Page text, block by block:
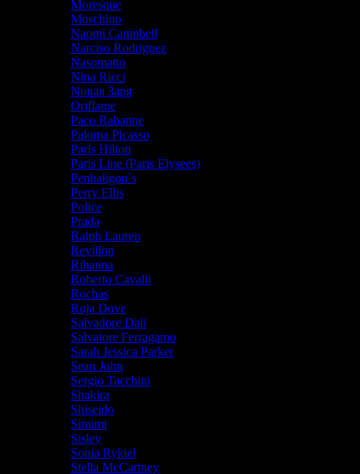
Moresque
Moschino
Naomi Campbell
Narciso Rodriguez
Nasomatto
Nina Ricci
Nовая Заря
Oriflame
Paco Rabanne
Paloma Picasso
Paris Hilton
Paris Line (Paris Elysees)
Penhaligon`s
Perry Ellis
Police
Prada
Ralph Lauren
Revillon
Rihanna
Roberto Cavalli
Rochas
Roja Dove
Salvadore Dali
Salvatore Ferragamo
Sarah Jessica Parker
Sean John
Sergio Tacchini
Shakira
Shiseido
Simimi
Sisley
Sonia Rykiel
Stella McCartney